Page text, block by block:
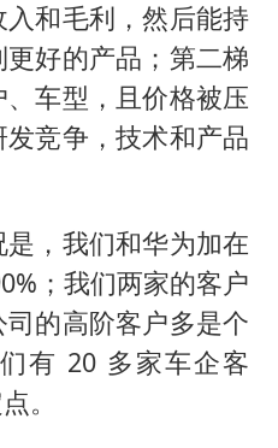
和毛利，然后能持
好的产品；第二梯
车型，且价格被压
竞争，技术和产品
，我们和华为加在
；我们两家的客户
的高阶客户多是个
有 20 多家车企客
。